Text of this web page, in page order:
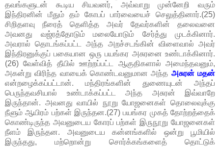
தவங்களுடன் கூடிய சியவனர், அவ்வாறு முன்னேறி வரும்
இந்திரனின் மீதும் தம் கோபப் பார்வையைச் செலுத்தினார்.(25)
சிறிதளவு நீரைத் தெளித்த அவர் தேவர்களின் தலைவனை
அவனது வஜ்ரத்தோடும் மலையோடும் சேர்த்து முடக்கினார்.
அவரால் தொடங்கப்பட்ட அந்த அறச்சடங்கின் விளைவால் அவர்
இந்திரனுக்குப் பகையான ஒரு பயங்கர அசுரனை உண்டாக்கினார்.
(26) வேள்வித் தீயில் ஊற்றப்பட்ட ஆகுதிகளால் அமைந்தவனும்,
அகன்று விரிந்த வாயைக் கொண்டவனுமான அந்த அசுரன் மதன்
என்றழைக்கப்பட்டான். மந்திரங்களின் துணையுடன் அந்தப்
பெருந்தவசியால் உண்டாக்கப்பட்ட அந்த அசுரன் இவ்வாறே
இருந்தான். அவனது வாயில் நூறு யோஜனைகள் தொலைவுக்கு
நீளும் ஆயிரம் பற்கள் இருந்தன.(27) பயங்கர முகத் தோற்றத்தைக்
கொண்டிருந்த அவனுடைய கோரப் பற்கள் இருநூறு யோஜனைகள்
நீளம் இருந்தன. அவனுடைய கன்னங்களில் ஒன்று பூமியில்
இருந்தது, மற்றொன்று சொர்க்கங்களைத் தொட்டுக்